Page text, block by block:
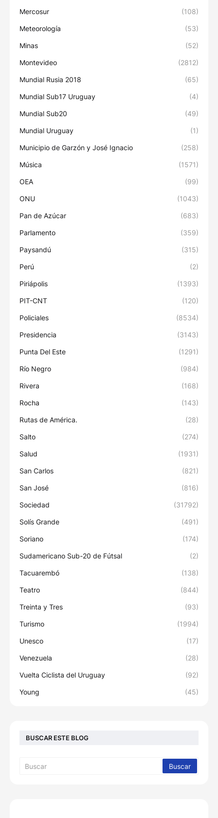
Mercosur (108)
Meteorología (53)
Minas (52)
Montevideo (2812)
Mundial Rusia 2018 (65)
Mundial Sub17 Uruguay (4)
Mundial Sub20 (49)
Mundial Uruguay (1)
Municipio de Garzón y José Ignacio (258)
Música (1571)
OEA (99)
ONU (1043)
Pan de Azúcar (683)
Parlamento (359)
Paysandú (315)
Perú (2)
Piriápolis (1393)
PIT-CNT (120)
Policiales (8534)
Presidencia (3143)
Punta Del Este (1291)
Río Negro (984)
Rivera (168)
Rocha (143)
Rutas de América. (28)
Salto (274)
Salud (1931)
San Carlos (821)
San José (816)
Sociedad (31792)
Solís Grande (491)
Soriano (174)
Sudamericano Sub-20 de Fútsal (2)
Tacuarembó (138)
Teatro (844)
Treinta y Tres (93)
Turismo (1994)
Unesco (17)
Venezuela (28)
Vuelta Ciclista del Uruguay (92)
Young (45)
BUSCAR ESTE BLOG